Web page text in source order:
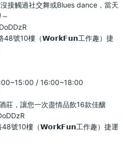
接觸過社交舞或Blues dance，當天
/ 16:00~18:00
莊，讓您一次盡情品飲16款佳釀
48號10樓（𝗪𝗼𝗿𝗸𝗙𝘂𝗻工作趣）捷運